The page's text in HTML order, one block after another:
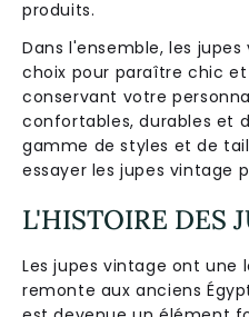
produits.
Dans l'ensemble, les
choix pour paraître chic
conservant votre
confortables, durables et
gamme de styles et de
essayer les jupes vintage
L'HISTOIRE DES
Les jupes vintage ont une
remonte aux anciens